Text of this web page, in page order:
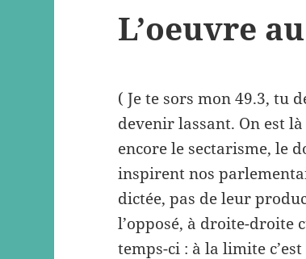
L’oeuvre
( Je te sors mon 49.3, tu
devenir lassant. On est
encore le sectarisme, le
inspirent nos
dictée, pas de leur
l’opposé, à droite-droite
temps-ci : à la limite